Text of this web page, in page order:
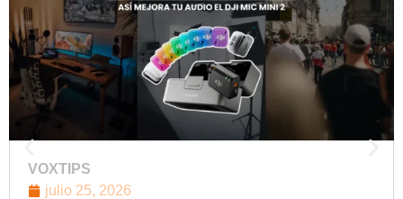
VOXTIPS
julio 25, 2026